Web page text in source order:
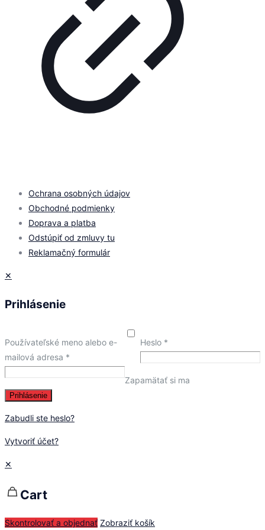
Ochrana osobných údajov
Obchodné podmienky
Doprava a platba
Odstúpiť od zmluvy tu
Reklamačný formulár
✕
Prihlásenie
Používateľské meno alebo e-
mailová adresa *
Heslo *
Zapamätať si ma
Prihlásenie
Zabudli ste heslo?
Vytvoriť účet?
✕
Cart
Skontrolovať a objednať Zobraziť košík